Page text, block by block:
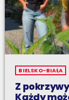
BIELSKO-BIAŁA
Z